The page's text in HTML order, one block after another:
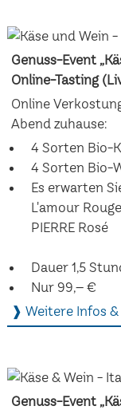
Genuss-Event
Online-Tasting
Online
Abend zuhause:
4 Sorten Bio-
4 Sorten Bio-
Es erwarten
L'amour
PIERRE Rosé
Dauer 1,5
Nur 99,– €
❱ Weitere Infos
Genuss-Event